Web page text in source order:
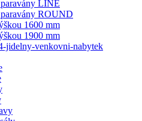
LINE
ROUND
1600 mm
1900 mm